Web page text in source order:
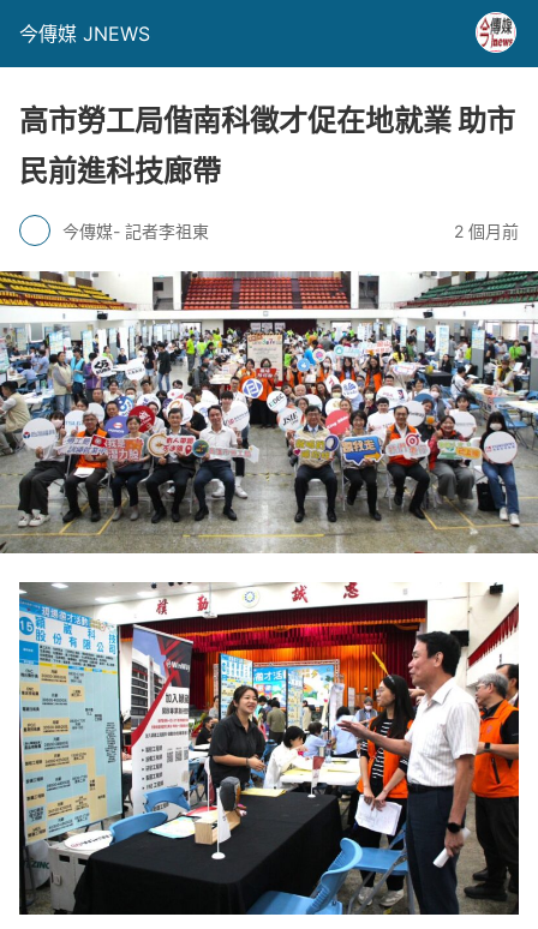
今傳媒 JNEWS
高市勞工局偕南科徵才促在地就業 助市
民前進科技廊帶
今傳媒- 記者李祖東 2 個月前